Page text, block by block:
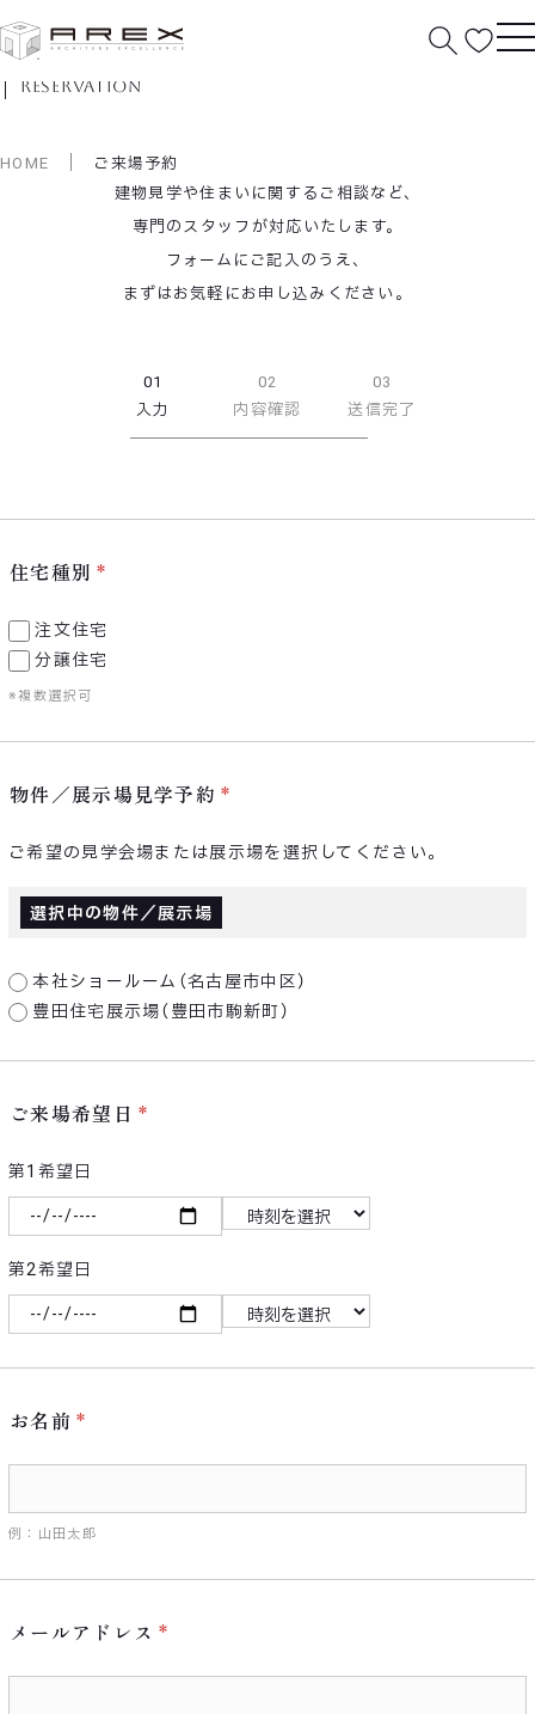
ご来場予約
reservation
HOME
ご来場予約
建物見学や住まいに関するご相談など、
専門のスタッフが対応いたします。
フォームにご記入のうえ、
まずはお気軽にお申し込みください。
01
入力
02
内容確認
03
送信完了
住宅種別
注文住宅
分譲住宅
※複数選択可
物件／展示場見学予約
ご希望の見学会場または展示場を選択してください。
選択中の物件／展示場
本社ショールーム（名古屋市中区）
豊田住宅展示場（豊田市駒新町）
ご来場希望日
第1希望日
第2希望日
お名前
例：山田太郎
メールアドレス